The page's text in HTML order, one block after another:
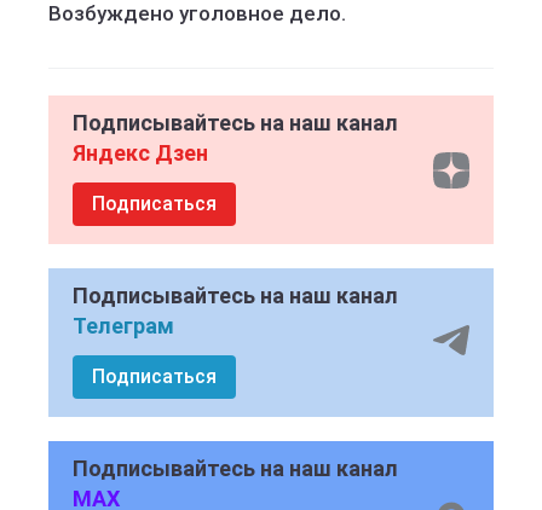
Возбуждено уголовное дело.
Подписывайтесь на наш канал
Яндекс Дзен
Подписаться
Подписывайтесь на наш канал
Телеграм
Подписаться
Подписывайтесь на наш канал
MAX